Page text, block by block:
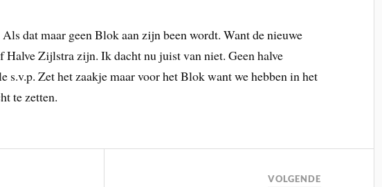
dat maar geen Blok aan zijn been wordt. Want de nieuwe
Halve Zijlstra zijn. Ik dacht nu juist van niet. Geen halve
s.v.p. Zet het zaakje maar voor het Blok want we hebben in het
te zetten.
VOLGENDE